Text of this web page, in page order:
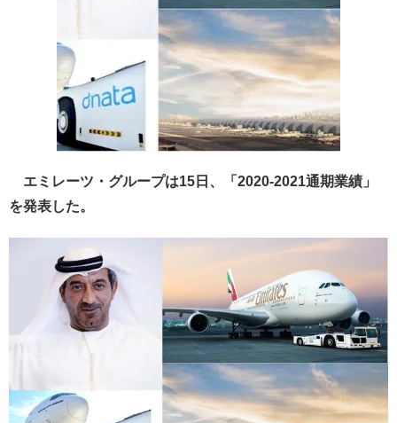
エミレーツ・グループは15日、「2020-2021通期業績」
を発表した。